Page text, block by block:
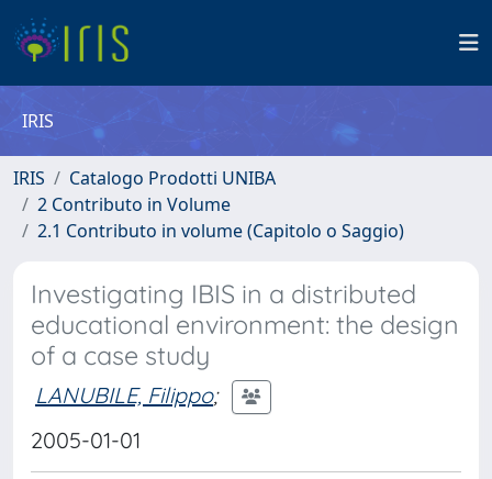
IRIS
IRIS
Catalogo Prodotti UNIBA
2 Contributo in Volume
2.1 Contributo in volume (Capitolo o Saggio)
Investigating IBIS in a distributed
educational environment: the design
of a case study
LANUBILE, Filippo;
2005-01-01